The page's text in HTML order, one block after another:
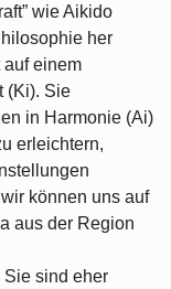
wie Aikido
her
auf einem
(Ki). Sie
in Harmonie (Ai)
erleichtern,
können uns auf
aus der Region
sind eher